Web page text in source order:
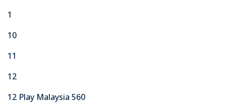
1
10
11
12
12 Play Malaysia 560